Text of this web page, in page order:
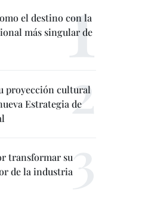
el destino con la
más singular de
proyección cultural
Estrategia de
transformar su
de la industria